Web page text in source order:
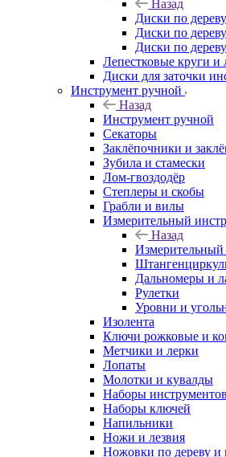
Назад
Диски по дереву
Диски по
Диски по
Лепестковые круги и
Диски для заточки
Инструмент ручной
Назад
Инструмент ручной
Секаторы
Заклёпочники и
Зубила и стамески
Лом-гвоздодёр
Степлеры и скобы
Грабли и вилы
Измерительный
Назад
Измерительный
Дальномеры и
Рулетки
Уровни и
Изолента
Ключи рожковые и
Метчики и лерки
Лопаты
Молотки и кувалды
Наборы инструментов
Наборы ключей
Напильники
Ножи и лезвия
Ножовки по дереву и